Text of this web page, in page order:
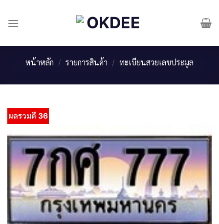
content
หน้าหลัก / รายการสินค้า / ทะเบียนสวยเลขประมูล
ผลรวมดี 36